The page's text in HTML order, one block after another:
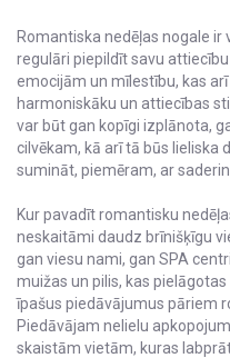
Romantiska nedēļas nogale ir
regulāri piepildīt savu
emocijām un mīlestību, kas
harmoniskāku un attiecības
var būt gan kopīgi izplānota,
cilvēkam, kā arī tā būs lieliska
sumināt, piemēram, ar
Kur pavadīt romantisku
neskaitāmi daudz brīnišķīgu
gan viesu nami, gan SPA
muižas un pilis, kas
īpašus piedāvājumus pāriem
Piedāvājam nelielu
skaistām vietām, kuras